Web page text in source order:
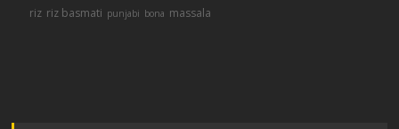
riz riz basmati punjabi bona massala